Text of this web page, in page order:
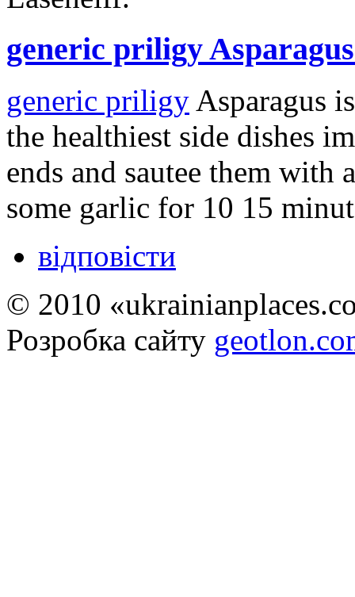
generic priligy
generic priligy Asparagus
the healthiest side dishes
ends and sautee them
some garlic for 10 15
відповісти
© 2010
Розробка сайту